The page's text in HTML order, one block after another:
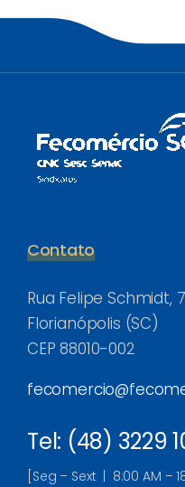
Contato
Rua Felipe Schmidt,
Florianópolis (SC)
CEP 88010-002
Tel: (48) 3229
[Seg – Sext | 8:00 AM –